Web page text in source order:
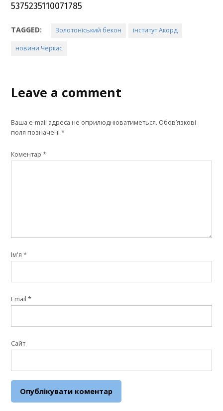
5375235110071785
TAGGED: Золотоніський бекон інститут Акорд
новини Черкас
Leave a comment
Ваша e-mail адреса не оприлюднюватиметься. Обов’язкові
поля позначені*
Коментар*
Ім'я*
Email*
Сайт